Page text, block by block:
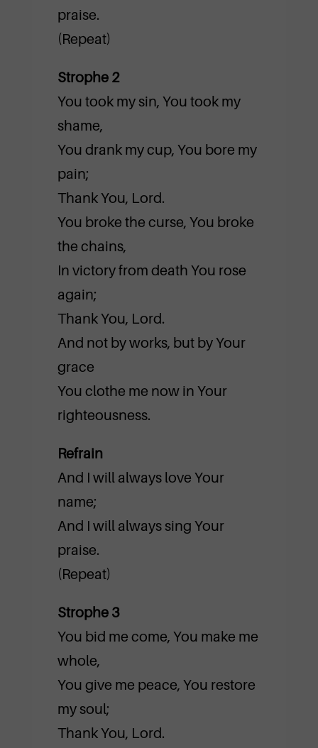
praise.
(Repeat)
Strophe 2
You took my sin, You took my
shame,
You drank my cup, You bore my
pain;
Thank You, Lord.
You broke the curse, You broke
the chains,
In victory from death You rose
again;
Thank You, Lord.
And not by works, but by Your
grace
You clothe me now in Your
righteousness.
Refrain
And I will always love Your
name;
And I will always sing Your
praise.
(Repeat)
Strophe 3
You bid me come, You make me
whole,
You give me peace, You restore
my soul;
Thank You, Lord.